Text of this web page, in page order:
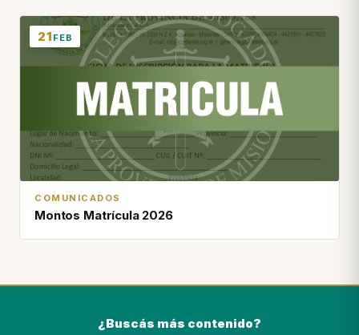
21 FEB
COMUNICADOS
Montos Matrícula 2026
¿Buscás más contenido?